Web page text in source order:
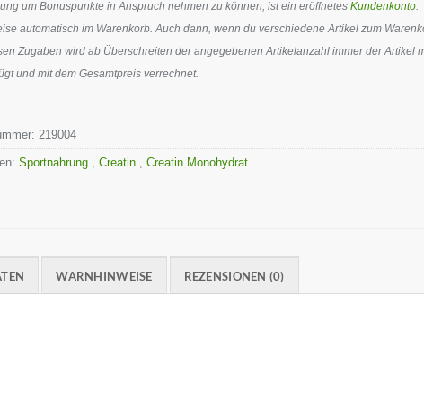
um Bonuspunkte in Anspruch nehmen zu können, ist ein eröffnetesKundenkonto
automatisch im Warenkorb. Auch dann, wenn du verschiedene Artikel zum
Zugaben wird ab Überschreiten der angegebenen Artikelanzahl immer der Artikel
und mit dem Gesamtpreis verrechnet.
219004
Sportnahrung ,Creatin ,Creatin Monohydrat
WARNHINWEISE REZENSIONEN (0)